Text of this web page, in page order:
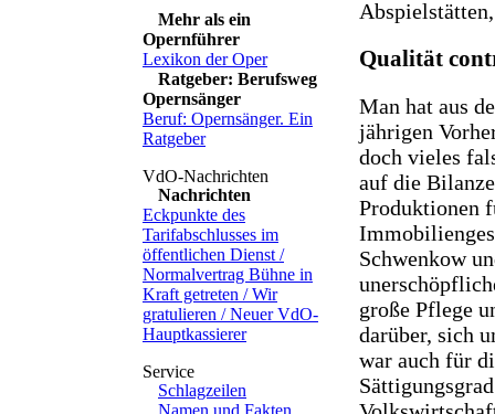
Mehr als ein
Opernführer
Lexikon der Oper
Ratgeber: Berufsweg
Opernsänger
Beruf: Opernsänger. Ein
Ratgeber
Nachrichten
Eckpunkte des
Tarifabschlusses im
öffentlichen Dienst /
Normalvertrag Bühne in
Kraft getreten / Wir
gratulieren / Neuer VdO-
Hauptkassierer
Schlagzeilen
Namen und Fakten
Qualität
Man hat aus
jährigen
doch vieles
auf die
Produktionen
Schwenkow
große Pflege
darüber, sich
war auch für